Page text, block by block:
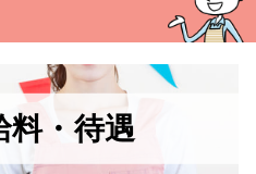
料・待遇